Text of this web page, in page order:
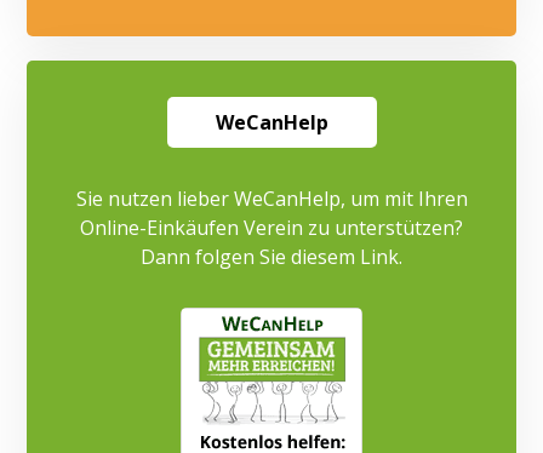
WeCanHelp
Sie nutzen lieber WeCanHelp, um mit Ihren
Online-Einkäufen Verein zu unterstützen?
Dann folgen Sie diesem Link.